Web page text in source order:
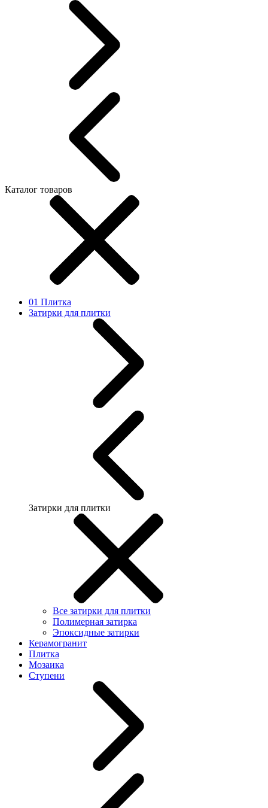
Каталог товаров
01 Плитка
Затирки для плитки
Затирки для плитки
Все затирки для плитки
Полимерная затирка
Эпоксидные затирки
Керамогранит
Плитка
Мозаика
Ступени